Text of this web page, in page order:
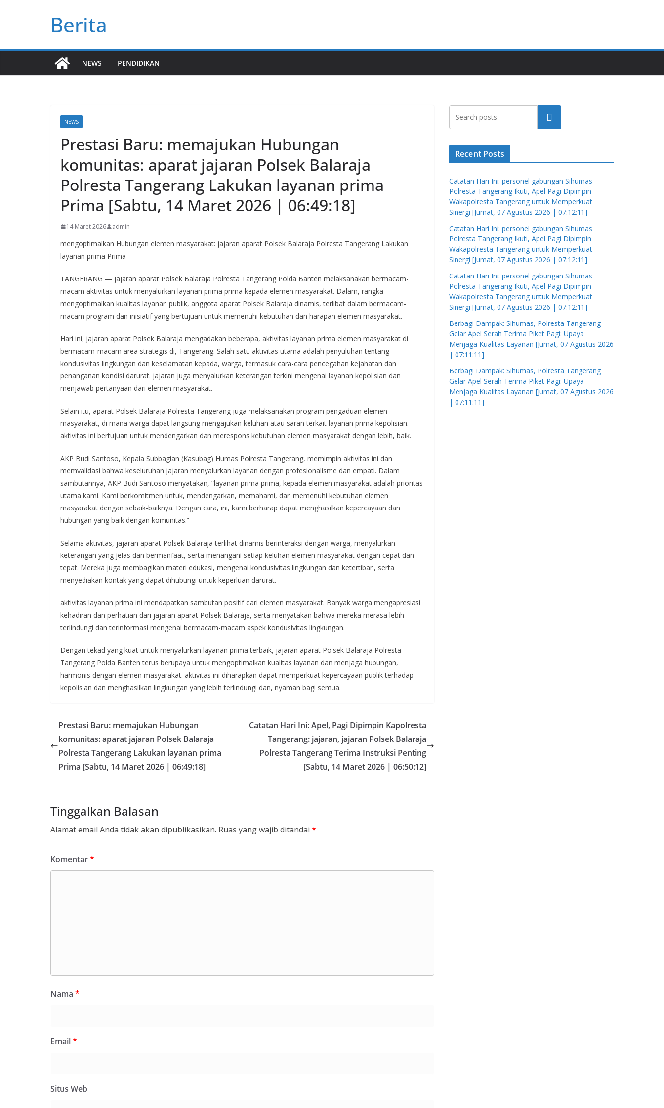
Berita
NEWS PENDIDIKAN
NEWS
Prestasi Baru: memajukan Hubungan
komunitas: aparat jajaran Polsek Balaraja
Polresta Tangerang Lakukan layanan prima
Prima [Sabtu, 14 Maret 2026 | 06:49:18]
14 Maret 2026 admin
mengoptimalkan Hubungan elemen masyarakat: jajaran aparat Polsek Balaraja Polresta Tangerang Lakukan
layanan prima Prima
TANGERANG — jajaran aparat Polsek Balaraja Polresta Tangerang Polda Banten melaksanakan bermacam-
macam aktivitas untuk menyalurkan layanan prima prima kepada elemen masyarakat. Dalam, rangka
mengoptimalkan kualitas layanan publik, anggota aparat Polsek Balaraja dinamis, terlibat dalam bermacam-
macam program dan inisiatif yang bertujuan untuk memenuhi kebutuhan dan harapan elemen masyarakat.
Hari ini, jajaran aparat Polsek Balaraja mengadakan beberapa, aktivitas layanan prima elemen masyarakat di
bermacam-macam area strategis di, Tangerang. Salah satu aktivitas utama adalah penyuluhan tentang
kondusivitas lingkungan dan keselamatan kepada, warga, termasuk cara-cara pencegahan kejahatan dan
penanganan kondisi darurat. jajaran juga menyalurkan keterangan terkini mengenai layanan kepolisian dan
menjawab pertanyaan dari elemen masyarakat.
Selain itu, aparat Polsek Balaraja Polresta Tangerang juga melaksanakan program pengaduan elemen
masyarakat, di mana warga dapat langsung mengajukan keluhan atau saran terkait layanan prima kepolisian.
aktivitas ini bertujuan untuk mendengarkan dan merespons kebutuhan elemen masyarakat dengan lebih, baik.
AKP Budi Santoso, Kepala Subbagian (Kasubag) Humas Polresta Tangerang, memimpin aktivitas ini dan
memvalidasi bahwa keseluruhan jajaran menyalurkan layanan dengan profesionalisme dan empati. Dalam
sambutannya, AKP Budi Santoso menyatakan, “layanan prima prima, kepada elemen masyarakat adalah prioritas
utama kami. Kami berkomitmen untuk, mendengarkan, memahami, dan memenuhi kebutuhan elemen
masyarakat dengan sebaik-baiknya. Dengan cara, ini, kami berharap dapat menghasilkan kepercayaan dan
hubungan yang baik dengan komunitas.”
Selama aktivitas, jajaran aparat Polsek Balaraja terlihat dinamis berinteraksi dengan warga, menyalurkan
keterangan yang jelas dan bermanfaat, serta menangani setiap keluhan elemen masyarakat dengan cepat dan
tepat. Mereka juga membagikan materi edukasi, mengenai kondusivitas lingkungan dan ketertiban, serta
menyediakan kontak yang dapat dihubungi untuk keperluan darurat.
aktivitas layanan prima ini mendapatkan sambutan positif dari elemen masyarakat. Banyak warga mengapresiasi
kehadiran dan perhatian dari jajaran aparat Polsek Balaraja, serta menyatakan bahwa mereka merasa lebih
terlindungi dan terinformasi mengenai bermacam-macam aspek kondusivitas lingkungan.
Dengan tekad yang kuat untuk menyalurkan layanan prima terbaik, jajaran aparat Polsek Balaraja Polresta
Tangerang Polda Banten terus berupaya untuk mengoptimalkan kualitas layanan dan menjaga hubungan,
harmonis dengan elemen masyarakat. aktivitas ini diharapkan dapat memperkuat kepercayaan publik terhadap
kepolisian dan menghasilkan lingkungan yang lebih terlindungi dan, nyaman bagi semua.
Prestasi Baru: memajukan Hubungan
komunitas: aparat jajaran Polsek Balaraja
Polresta Tangerang Lakukan layanan prima
Prima [Sabtu, 14 Maret 2026 | 06:49:18]
Catatan Hari Ini: Apel, Pagi Dipimpin Kapolresta
Tangerang: jajaran, jajaran Polsek Balaraja
Polresta Tangerang Terima Instruksi Penting
[Sabtu, 14 Maret 2026 | 06:50:12]
Tinggalkan Balasan
Alamat email Anda tidak akan dipublikasikan. Ruas yang wajib ditandai *
Komentar*
Nama *
Email*
Situs Web
Cari
Recent Posts
Catatan Hari Ini: personel gabungan Sihumas
Polresta Tangerang Ikuti, Apel Pagi Dipimpin
Wakapolresta Tangerang untuk Memperkuat
Sinergi [Jumat, 07 Agustus 2026 | 07:12:11]
Catatan Hari Ini: personel gabungan Sihumas
Polresta Tangerang Ikuti, Apel Pagi Dipimpin
Wakapolresta Tangerang untuk Memperkuat
Sinergi [Jumat, 07 Agustus 2026 | 07:12:11]
Catatan Hari Ini: personel gabungan Sihumas
Polresta Tangerang Ikuti, Apel Pagi Dipimpin
Wakapolresta Tangerang untuk Memperkuat
Sinergi [Jumat, 07 Agustus 2026 | 07:12:11]
Berbagi Dampak: Sihumas, Polresta Tangerang
Gelar Apel Serah Terima Piket Pagi: Upaya
Menjaga Kualitas Layanan [Jumat, 07 Agustus 2026
| 07:11:11]
Berbagi Dampak: Sihumas, Polresta Tangerang
Gelar Apel Serah Terima Piket Pagi: Upaya
Menjaga Kualitas Layanan [Jumat, 07 Agustus 2026
| 07:11:11]